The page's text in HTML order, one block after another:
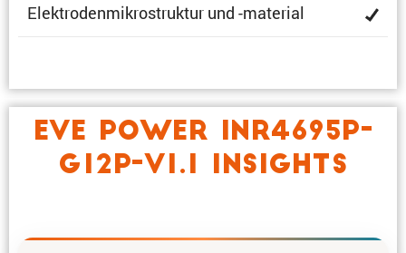
Elektro­den­mi­kro­struktur und -material
EVE POWER INR4695P-
G12P-V1.1 INSIGHTS